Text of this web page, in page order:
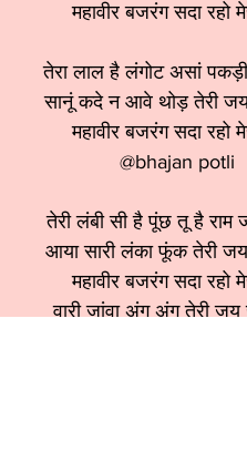
महावीर बजरंग सदा रहो
तेरा लाल है लंगोट असां
सानूं कदे न आवे थोड़ तेरी
महावीर बजरंग सदा रहो
@bhajan potli
तेरी लंबी सी है पूंछ तू है राम
आया सारी लंका फूंक तेरी
महावीर बजरंग सदा रहो
वारी जांवा अंग अंग तेरी